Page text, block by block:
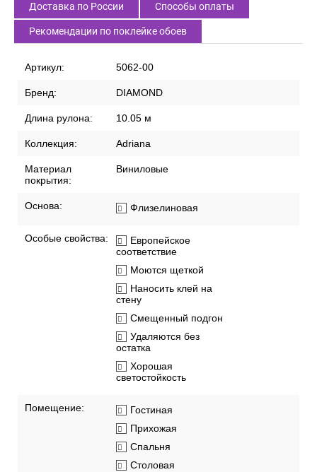
Доставка по России Способы оплаты
Рекомендации по поклейке обоев
Артикул: 5062-00
Бренд: DIAMOND
Длина рулона: 10.05 м
Коллекция: Adriana
Материал
покрытия:
Виниловые
Основа: Флизелиновая
Особые свойства:
Европейское
соответствие
Моются щеткой
Наносить клей на
стену
Смещенный подгон
Удаляются без
остатка
Хорошая
светостойкость
Помещение:
Гостиная
Прихожая
Спальня
Столовая